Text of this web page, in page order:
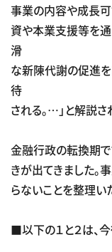
事業の内容や成長可
資や本業支援等を
滑
な新陳代謝の促進を
待
される。…」と解説さ
金融行政の転換期で
きが出てきました。
らないことを整理い
■以下の１と２は、